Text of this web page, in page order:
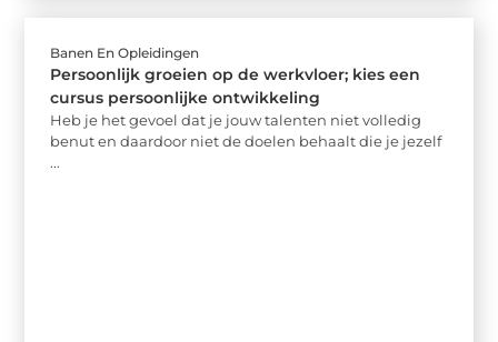
Banen En Opleidingen
Persoonlijk groeien op de werkvloer; kies een
cursus persoonlijke ontwikkeling
Heb je het gevoel dat je jouw talenten niet volledig
benut en daardoor niet de doelen behaalt die je jezelf
...